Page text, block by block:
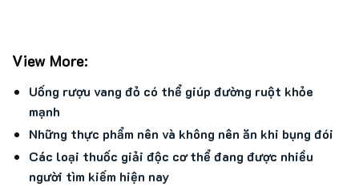
View More:
Uống rượu vang đỏ có thể giúp đường ruột khỏe
mạnh
Những thực phẩm nên và không nên ăn khi bụng đói
Các loại thuốc giải độc cơ thể đang được nhiều
người tìm kiếm hiện nay